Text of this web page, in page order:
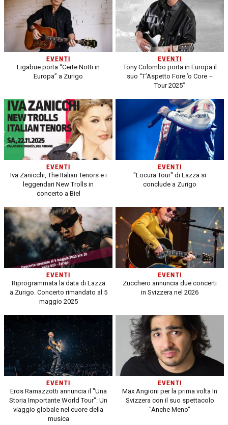
EVENTI
Ligabue porta “Certe Notti in
Europa” a Zurigo
EVENTI
Tony Colombo porta in Europa il
suo “T’Aspetto Fore ’o Core –
Tour 2025”
EVENTI
Iva Zanicchi, The Italian Tenors e i
leggendari New Trolls in
concerto a Biel
EVENTI
"Locura Tour" di Lazza si
conclude a Zurigo
EVENTI
Riprogrammata la data di Lazza
a Zurigo. Concerto rimandato al 5
maggio 2025
EVENTI
Zucchero annuncia due concerti
in Svizzera nel 2026
EVENTI
Eros Ramazzotti annuncia il "Una
Storia Importante World Tour": Un
viaggio globale nel cuore della
musica
EVENTI
Max Angioni per la prima volta In
Svizzera con il suo spettacolo
"Anche Meno"